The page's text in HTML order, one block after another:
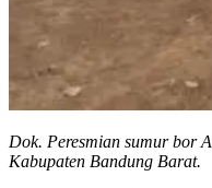
Dok. Peresmian sumur bor
Kabupaten Bandung Barat.